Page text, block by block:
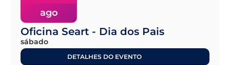
ago
Oficina Seart - Dia dos Pais
sábado
DETALHES DO EVENTO